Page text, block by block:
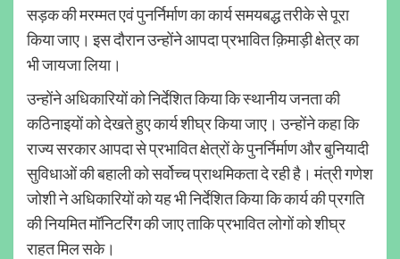
सड़क की मरम्मत एवं पुनर्निर्माण का कार्य समयबद्ध तरीके से पूरा
किया जाए। इस दौरान उन्होंने आपदा प्रभावित क़िमाड़ी क्षेत्र का
भी जायजा लिया।
उन्होंने अधिकारियों को निर्देशित किया कि स्थानीय जनता की
कठिनाइयों को देखते हुए कार्य शीघ्र किया जाए। उन्होंने कहा कि
राज्य सरकार आपदा से प्रभावित क्षेत्रों के पुनर्निर्माण और बुनियादी
सुविधाओं की बहाली को सर्वोच्च प्राथमिकता दे रही है। मंत्री गणेश
जोशी ने अधिकारियों को यह भी निर्देशित किया कि कार्य की प्रगति
की नियमित मॉनिटरिंग की जाए ताकि प्रभावित लोगों को शीघ्र
राहत मिल सके।